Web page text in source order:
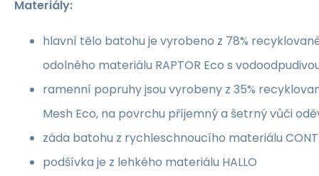
Materiály:
hlavní tělo batohu je vyrobeno z 78%
odolného materiálu RAPTOR Eco s
ramenní popruhy jsou vyrobeny z 35%
Mesh Eco, na povrchu příjemný a šetrný vůči
záda batohu z rychleschnoucího materiálu
podšívka je z lehkého materiálu HALLO